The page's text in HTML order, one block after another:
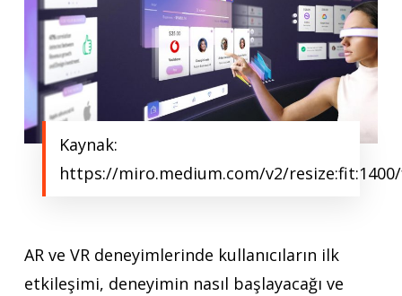
Kaynak:
https://miro.medium.com/v2/
AR ve VR deneyimlerinde kullanıcıların ilk
etkileşimi, deneyimin nasıl başlayacağı ve